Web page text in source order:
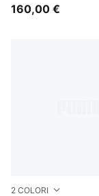
160,00 €
2 COLORI